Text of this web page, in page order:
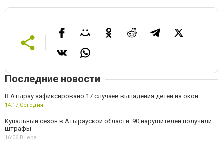
Последние новости
В Атырау зафиксировано 17 случаев выпадения детей из окон
14:17,Сегодня
Купальный сезон в Атырауской области: 90 нарушителей получили
штрафы
16:06,Вчера